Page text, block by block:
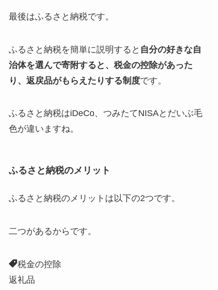
最後はふるさと納税です。
ふるさと納税を簡単に説明すると 自分の好きな自
治体を選んで寄附すると、税金の控除があった
り、返戻品がもらえたりする制度です。
ふるさと納税はiDeCo、つみたてNISAとだいぶ毛
色が違いますね。
ふるさと納税のメリット
ふるさと納税のメリットは以下の2つです。
二つがあるからです。
税金の控除
返礼品